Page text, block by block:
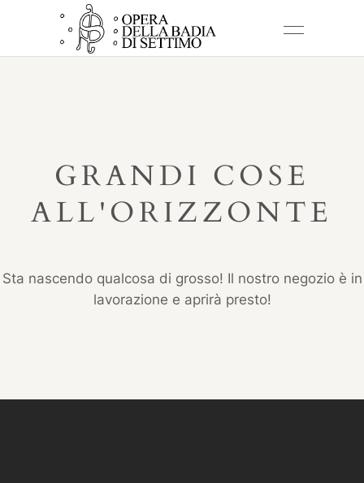
GRANDI COSE
ALL'ORIZZONTE
Sta nascendo qualcosa di grosso! Il nostro negozio è in
lavorazione e aprirà presto!